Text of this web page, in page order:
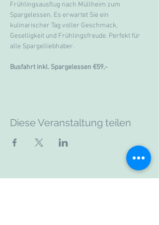
Frühlingsausflug nach Müllheim zum
Spargelessen. Es erwartet Sie ein
kulinarischer Tag voller Geschmack,
Geselligkeit und Frühlingsfreude. Perfekt für
alle Spargelliebhaber.
Busfahrt inkl. Spargelessen €59,-
Diese Veranstaltung teilen